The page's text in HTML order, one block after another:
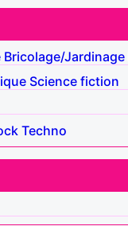
Bricolage/Jardinage
Science fiction
Techno